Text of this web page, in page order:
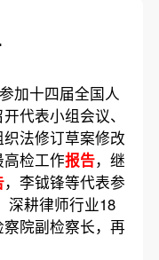
加十四届全国人
代表小组会议、
法修订草案修改
检工作报告，继
，李钺锋等代表参
深耕律师行业18
院副检察长，再